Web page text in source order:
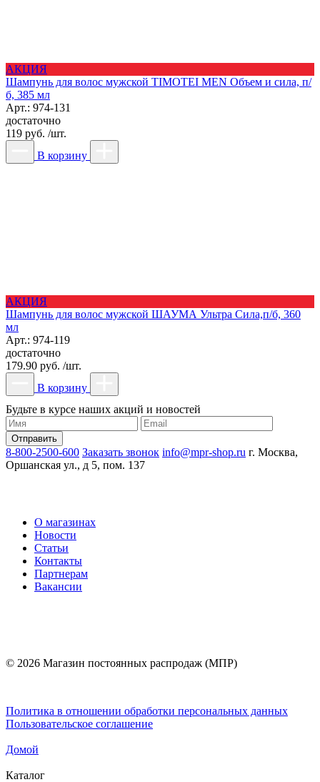
АКЦИЯ
Шампунь для волос мужской TIMOTEI MEN Объем и сила, п/
б, 385 мл
Арт.: 974-131
достаточно
119 руб. /шт.
В корзину
АКЦИЯ
Шампунь для волос мужской ШАУМА Ультра Сила,п/б, 360
мл
Арт.: 974-119
достаточно
179.90 руб. /шт.
В корзину
Будьте в курсе наших акций и новостей
8-800-2500-600 Заказать звонок info@mpr-shop.ru г. Москва,
Оршанская ул., д 5, пом. 137
О магазинах
Новости
Статьи
Контакты
Партнерам
Вакансии
© 2026 Магазин постоянных распродаж (МПР)
Политика в отношении обработки персональных данных
Пользовательское соглашение
Домой
Каталог